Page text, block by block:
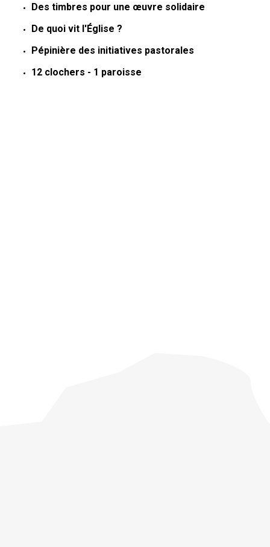
Des timbres pour une œuvre solidaire
De quoi vit l'Église ?
Pépinière des initiatives pastorales
12 clochers - 1 paroisse